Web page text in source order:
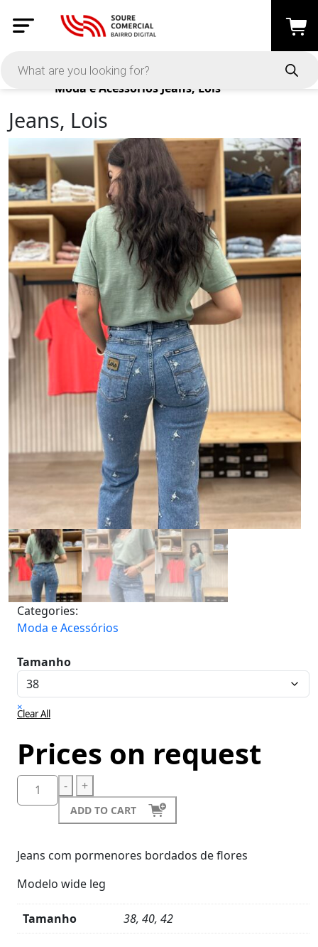
Products
Moda e Acessórios Jeans, Lois
Jeans, Lois
Categories:
Moda e Acessórios
Tamanho
×
Clear All
Prices on request
- +
ADD TO CART
Jeans com pormenores bordados de flores
Modelo wide leg
Tamanho
38, 40, 42